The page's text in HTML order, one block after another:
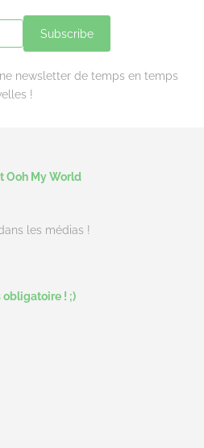
Subscribe
newsletter de temps en temps
!
Ooh My World
les médias !
obligatoire ! ;)